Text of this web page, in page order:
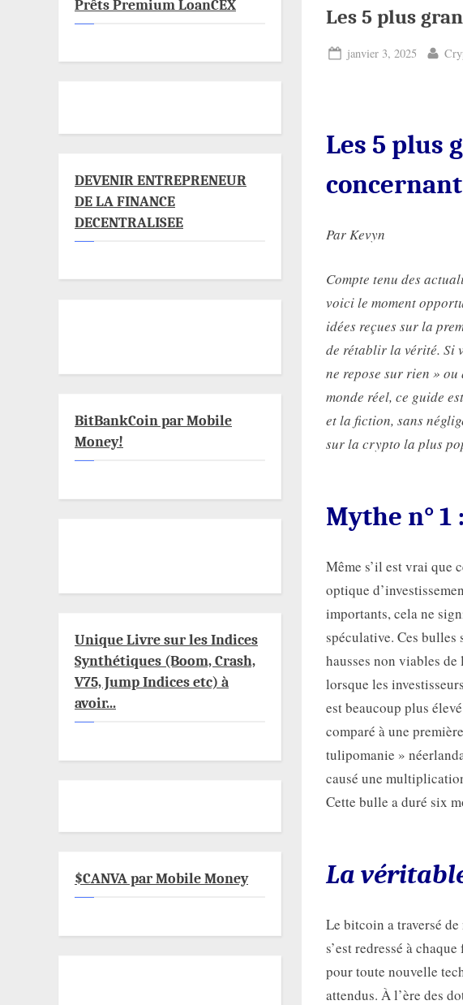
Les 5 plus
Posted
janvier 3, 2025 By
Les 5 plus
Par Kevyn
Compte tenu des
voici le moment
idées reçues sur la
de rétablir la vérité. Si
ne repose sur rien »
monde réel, ce guide
et la fiction, sans
sur la crypto la plus
Mythe n°
Même s’il est vrai que
optique
importants, cela ne
spéculative. Ces bulles
hausses non viables
lorsque les
est beaucoup plus
comparé à une
tulipomanie »
causé une
Cette bulle a duré six
La
Le bitcoin a traversé
s’est redressé à
pour toute nouvelle
attendus. À l’ère des
Prêts Premium LoanCEX
DEVENIR ENTREPRENEUR
DE LA FINANCE
DECENTRALISEE
BitBankCoin par Mobile
Money!
Unique Livre sur les Indices
Synthétiques (Boom, Crash,
V75, Jump Indices etc) à
avoir...
$CANVA par Mobile Money